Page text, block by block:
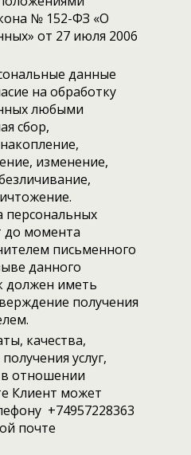
№ 152-ФЗ «О
от 27 июля 2006
данные
на обработку
любыми
сбор,
изменение,
персональных
до момента
письменного
данного
должен иметь
получения
качества,
услуг,
отношении
Клиент может
+74957228363
почте